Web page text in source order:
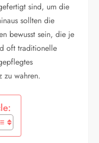
sind, um die
sollten die
bewusst sein, die je
oft traditionelle
zu wahren.